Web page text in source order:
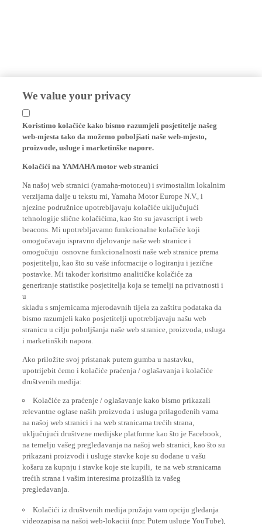
We value your privacy
Koristimo kolačiće kako bismo razumjeli posjetitelje našeg
web-mjesta tako da možemo poboljšati naše web-mjesto,
proizvode, usluge i marketinške napore.
Kolačići na YAMAHA motor web stranici
Na našoj web stranici (yamaha-motor.eu) i svimostalim lokalnim
verzijama dalje u tekstu mi, Yamaha Motor Europe N.V., i
njezine podružnice upotrebljavaju kolačiće uključujući
tehnologije slične kolačićima, kao što su javascript i web
beacons. Mi upotrebljavamo funkcionalne kolačiće koji
omogučavaju ispravno djelovanje naše web stranice i
omogučuju osnovne funkcionalnosti naše web stranice prema
posjetitelju, kao što su vaše informacije o logiranju i jezične
postavke. Mi također korisitmo analitičke kolačiće za
generiranje statistike posjetitelja koja se temelji na privatnosti i
u
skladu s smjernicama mjerodavnih tijela za zaštitu podataka da
bismo razumjeli kako posjetitelji upotrebljavaju našu web
stranicu u cilju poboljšanja naše web stranice, proizvoda, usluga
i marketinških napora.
Ako priložite svoj pristanak putem gumba u nastavku,
upotrijebit ćemo i kolačiće praćenja / oglašavanja i kolačiće
društvenih medija:
Kolačiće za praćenje / oglašavanje kako bismo prikazali
relevantne oglase naših proizvoda i usluga prilagođenih vama
na našoj web stranici i na web stranicama trećih strana,
uključujući društvene medijske platforme kao što je Facebook,
na temelju vašeg pregledavanja na našoj web stranici, kao što su
prikazani proizvodi i usluge stavke koje su dodane u vašu
košaru za kupnju i stavke koje ste kupili, te na web stranicama
trećih strana i vašim interesima proizašlih iz vašeg
pregledavanja.
Kolačići iz društvenih medija pružaju vam opciju gledanja
videozapisa na našoj web-lokaciji (npr. Putem usluge YouTube),